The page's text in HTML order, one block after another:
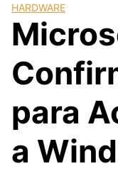
HARDWARE
para
a